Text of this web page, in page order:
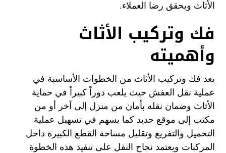
الأثاث ويحقق رضا العملاء.
فك وتركيب الأثاث
وأهميته
يعد فك وتركيب الأثاث من الخطوات الأساسية في
عملية نقل العفش حيث يلعب دوراً كبيراً في حماية
الأثاث وضمان نقله بأمان من منزل إلى آخر أو من
مكتب إلى موقع جديد كما يسهم في تسهيل عملية
التحميل والتفريغ وتقليل مساحة القطع الكبيرة داخل
المركبات ويعتمد نجاح النقل على تنفيذ هذه الخطوة